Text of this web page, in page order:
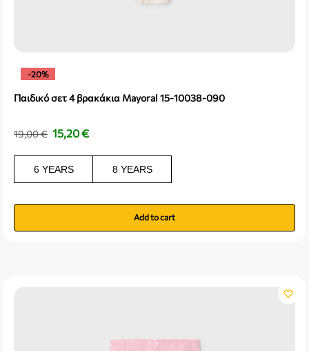
-20%
Παιδικό σετ 4 βρακάκια Mayoral 15-10038-090
19,00€ 15,20€
6 YEARS 8 YEARS
Add to cart